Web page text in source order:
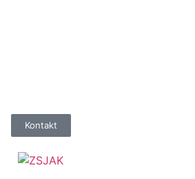
Kontakt